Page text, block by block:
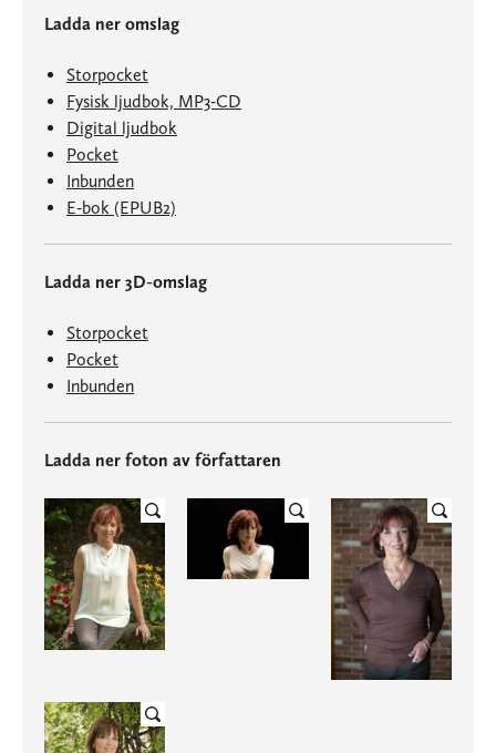
Ladda ner omslag
Storpocket
Fysisk ljudbok, MP3-CD
Digital ljudbok
Pocket
Inbunden
E-bok (EPUB2)
Ladda ner 3D-omslag
Storpocket
Pocket
Inbunden
Ladda ner foton av författaren